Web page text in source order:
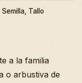
Tallo
a la familia
o arbustiva de